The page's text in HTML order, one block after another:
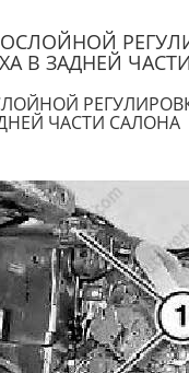
В ЗАДНЕЙ
ЧАСТИ САЛОНА